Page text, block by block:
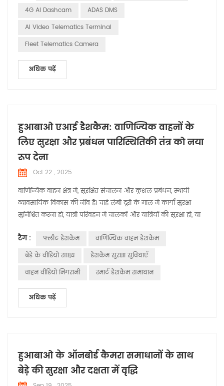
मांग करते हैं। परंपरागत ट्रैकिंग से 4जी वीडियो टेलीमैटिक्स तक का ...
4G AI Dashcam
ADAS DMS
AI Video Telematics Terminal
Fleet Telematics Camera
अधिक पढ़ें
हुआबाओ एआई डैशकैम: वाणिज्यिक वाहनों के
लिए सुरक्षा और प्रबंधन पारिस्थितिकी तंत्र को नया
रूप देना
Oct 22 , 2025
वाणिज्यिक वाहन क्षेत्र में, सुरक्षित संचालन और कुशल प्रबंधन, स्थायी
व्यावसायिक विकास की नींव हैं। चाहे लंबी दूरी के माल में कार्गो सुरक्षा
सुनिश्चित करना हो, यात्री परिवहन में चालकों और यात्रियों की सुरक्षा हो, या
वास्तविक दुनिया की ज़रूरतों के अनुरूप एक स्मार्ट निगरानी समाधान
आवश्यक है। वाहन वीडियो उद्योग में वर्षों की विशेषज्ञता के साथ, ह...
टैग : फ्लीट डैशकैम
वाणिज्यिक वाहन डैशकैम
बेड़े के वीडियो साक्ष्य
डैशकैम सुरक्षा सुविधाएँ
वाहन वीडियो निगरानी
स्मार्ट डैशकैम समाधान
अधिक पढ़ें
हुआबाओ के ऑनबोर्ड कैमरा समाधानों के साथ
बेड़े की सुरक्षा और दक्षता में वृद्धि